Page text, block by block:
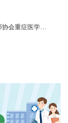
喜报｜深圳市人民医院陈纯波教授当选中国医师协会重症医学医师分会常务委员